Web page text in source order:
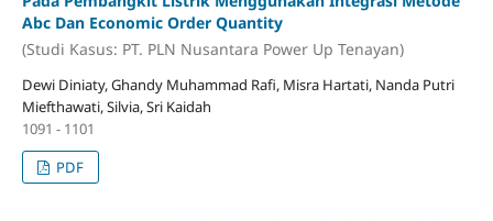
Abc Dan Economic Order Quantity
(Studi Kasus: PT. PLN Nusantara Power Up Tenayan)
Dewi Diniaty, Ghandy Muhammad Rafi, Misra Hartati, Nanda Putri
Miefthawati, Silvia, Sri Kaidah
1091 - 1101
PDF